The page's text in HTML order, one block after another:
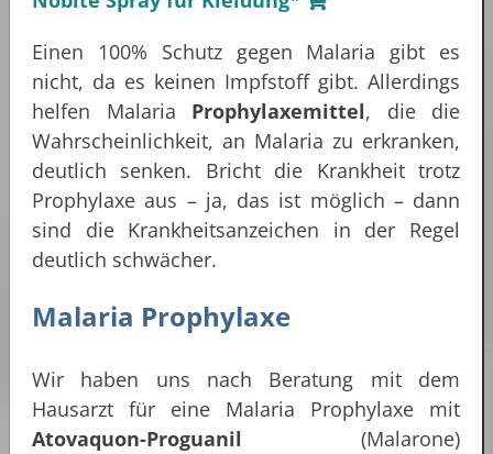
Einen 100% Schutz gegen Malaria gibt es
nicht, da es keinen Impfstoff gibt. Allerdings
helfen Malaria Prophylaxemittel, die die
Wahrscheinlichkeit, an Malaria zu erkranken,
deutlich senken. Bricht die Krankheit trotz
Prophylaxe aus – ja, das ist möglich – dann
sind die Krankheitsanzeichen in der Regel
deutlich schwächer.
Malaria Prophylaxe
Wir haben uns nach Beratung mit dem
Hausarzt für eine Malaria Prophylaxe mit
Atovaquon-Proguanil (Malarone)